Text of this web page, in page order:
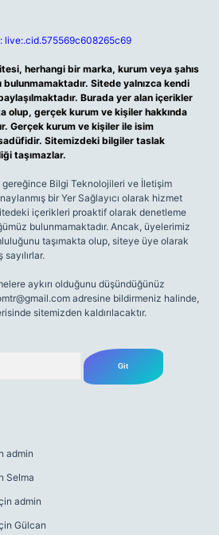
live:.cid.575569c608265c69
herhangi bir marka, kurum veya şahıs
Sitede yalnızca kendi
Burada yer alan içerikler
olup, gerçek kurum ve kişiler hakkında
Gerçek kurum ve kişiler ile isim
Sitemizdeki bilgiler taslak
taşımazlar.
gereğince Bilgi Teknolojileri ve İletişim
bir Yer Sağlayıcı olarak hizmet
içerikleri proaktif olarak denetleme
bulunmamaktadır. Ancak, üyelerimiz
taşımakta olup, siteye üye olarak
aykırı olduğunu düşündüğünüz
adresine bildirmeniz halinde,
sitemizden kaldırılacaktır.
admin
Selma
admin
Gülcan